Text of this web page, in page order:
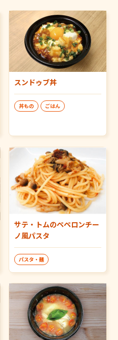
スンドゥブ丼
丼もの ごはん
サテ・トムのペペロンチー
ノ風パスタ
パスタ・麺